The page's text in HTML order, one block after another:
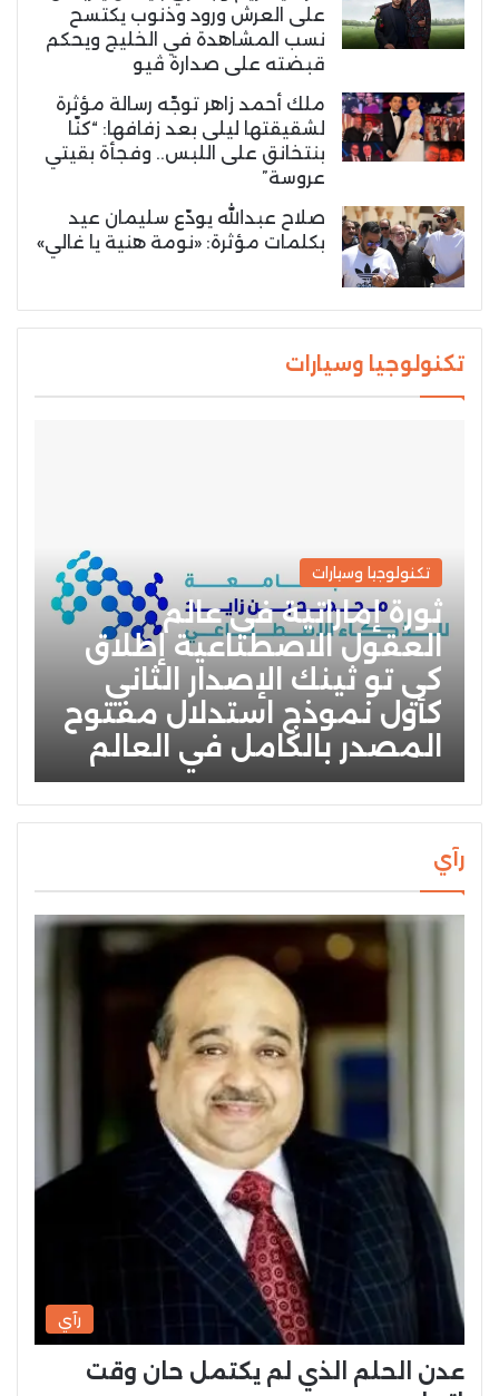
على العرش ورود وذنوب يكتسح
نسب المشاهدة في الخليج ويحكم
قبضته على صدارة ڤيو
ملك أحمد زاهر توجّه رسالة مؤثرة
لشقيقتها ليلى بعد زفافها: “كنّا
بنتخانق على اللبس.. وفجأة بقيتي
عروسة”
صلاح عبدالله يودّع سليمان عيد
بكلمات مؤثرة: «نومة هنية يا غالي»
تكنولوجيا وسيارات
تكنولوجيا وسيارات
ثورة إماراتية في عالم
العقول الاصطناعية إطلاق
كي تو ثينك الإصدار الثاني
كأول نموذج استدلال مفتوح
المصدر بالكامل في العالم
رآي
رآي
عدن الحلم الذي لم يكتمل حان وقت